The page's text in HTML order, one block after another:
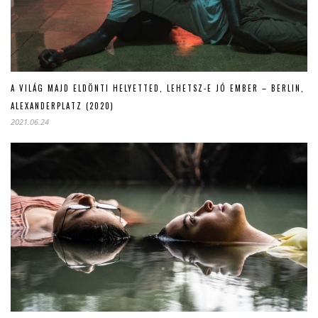
A VILÁG MAJD ELDÖNTI HELYETTED, LEHETSZ-E JÓ EMBER – BERLIN,
ALEXANDERPLATZ (2020)
2021.06.24